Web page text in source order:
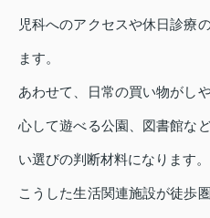
児科へのアクセスや休日診療
ます。
あわせて、日常の買い物がし
心して遊べる公園、図書館な
い選びの判断材料になります。
こうした生活関連施設が徒歩